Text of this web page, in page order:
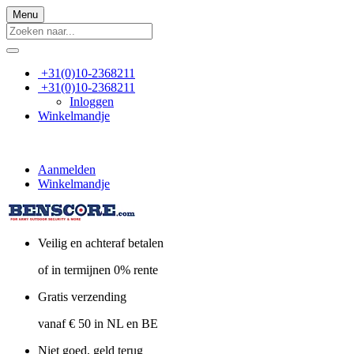
Menu
+31(0)10-2368211
+31(0)10-2368211
Inloggen
Winkelmandje
Aanmelden
Winkelmandje
Veilig en achteraf betalen
of in termijnen 0% rente
Gratis verzending
vanaf € 50 in NL en BE
Niet goed, geld terug